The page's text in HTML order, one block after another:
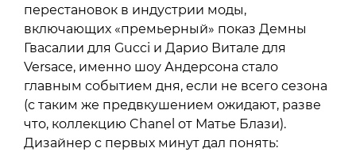
перестановок в индустрии моды,
включающих «премьерный» показ Демны
Гвасалии для Gucci и Дарио Витале для
Versace, именно шоу Андерсона стало
главным событием дня, если не всего сезона
(с таким же предвкушением ожидают, разве
что, коллекцию Chanel от Матье Блази).
Дизайнер с первых минут дал понять: